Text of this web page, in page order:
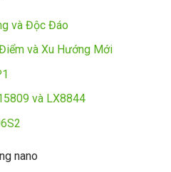
và Độc Đáo
và Xu Hướng Mới
và LX8844
nano